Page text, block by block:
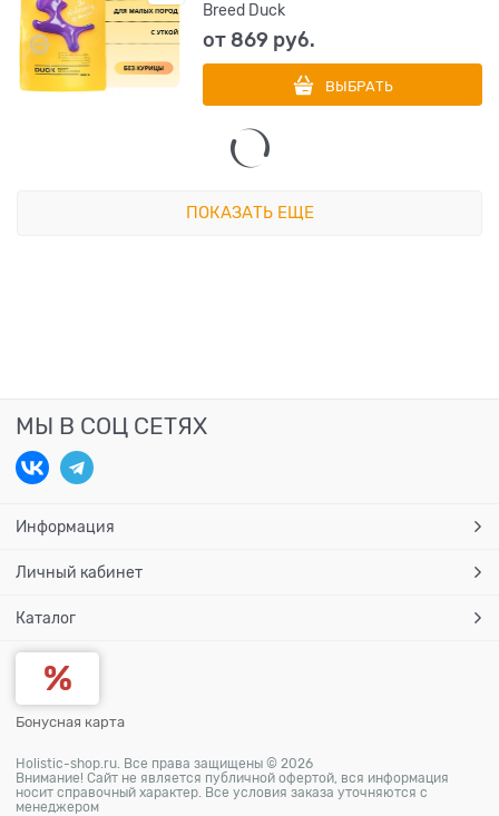
Breed Duck
от 869 руб.
ВЫБРАТЬ
ПОКАЗАТЬ ЕЩЕ
МЫ В СОЦ СЕТЯХ
Информация
Личный кабинет
Каталог
Бонусная карта
Holistic-shop.ru. Все права защищены © 2026
Внимание! Сайт не является публичной офертой, вся информация
носит справочный характер. Все условия заказа уточняются с
менеджером